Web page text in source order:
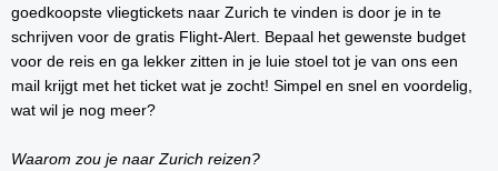
goedkoopste vliegtickets naar Zurich te vinden is door je in te
schrijven voor de gratis Flight-Alert. Bepaal het gewenste budget
voor de reis en ga lekker zitten in je luie stoel tot je van ons een
mail krijgt met het ticket wat je zocht! Simpel en snel en voordelig,
wat wil je nog meer?
Waarom zou je naar Zurich reizen?